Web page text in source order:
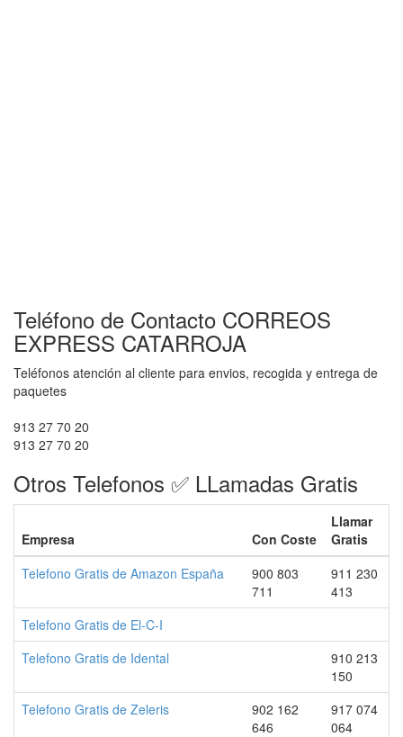
Teléfono de Contacto CORREOS
EXPRESS CATARROJA
Teléfonos atención al cliente para envios, recogida y entrega de
paquetes
913 27 70 20
913 27 70 20
Otros Telefonos ✅ LLamadas Gratis
Empresa Con Coste
Llamar
Gratis
Telefono Gratis de Amazon España
900 803
711
911 230
413
Telefono Gratis de El-C-I
Telefono Gratis de Idental
910 213
150
Telefono Gratis de Zeleris
902 162
646
917 074
064